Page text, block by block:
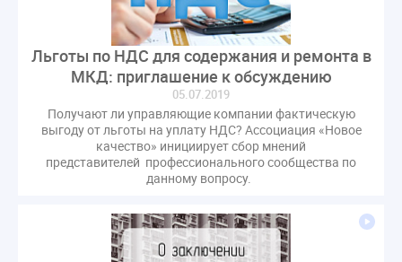
Комитет по строительству и ЖКХ
Малахов Конференция
Обсуждение
Пени за ЖКУ
Постановление Правительства РФ
ЖКУ
Новое качество
ОСС
Правила
задолженность граждан
ГОСТ
Мероприятия
Постановление
Правительство РФ
исполнительная надпись
ВДГО
ВКГО
Персональные данные
Приказ
ЭкспертЖКХ
договор управления МКД
операторы связи
проверки
Льготы по НДС для содержания и ремонта в
МКД: приглашение к обсуждению
05.07.2019
Получают ли управляющие компании фактическую
выгоду от льготы на уплату НДС? Ассоциация «Новое
качество» инициирует сбор мнений
представителей профессионального сообщества по
данному вопросу.